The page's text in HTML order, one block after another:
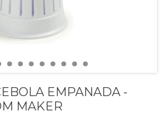
EMPANADA -
MAKER